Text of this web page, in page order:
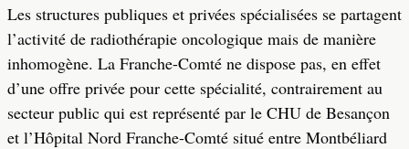
Les structures publiques et privées spécialisées se partagent
l’activité de radiothérapie oncologique mais de manière
inhomogène. La Franche-Comté ne dispose pas, en effet
d’une offre privée pour cette spécialité, contrairement au
secteur public qui est représenté par le CHU de Besançon
et l’Hôpital Nord Franche-Comté situé entre Montbéliard